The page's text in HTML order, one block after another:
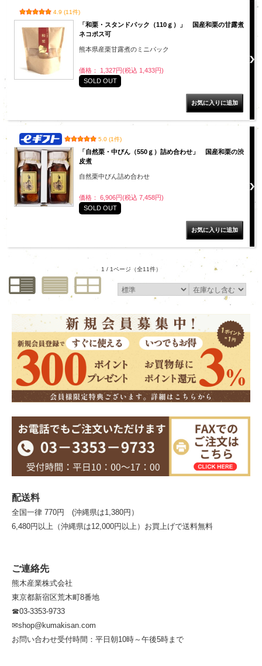
4.9 (11件)
「和栗・スタンドパック（110ｇ）」 国産和栗の甘露煮
ネコポス可
熊本県産栗甘露煮のミニパック
価格： 1,327円(税込 1,433円)
SOLD OUT
5.0 (1件)
「自然栗・中びん（550ｇ）詰め合わせ」 国産和栗の渋
皮煮
自然栗中びん詰め合わせ
価格： 6,906円(税込 7,458円)
SOLD OUT
1 / 1ページ （全11件）
配送料
全国一律 770円 (沖縄県は1,380円）
6,480円以上（沖縄県は12,000円以上）お買上げで送料無料
ご連絡先
熊木産業株式会社
東京都新宿区荒木町8番地
☎03-3353-9733
✉shop@kumakisan.com
お問い合わせ受付時間：平日朝10時～午後5時まで